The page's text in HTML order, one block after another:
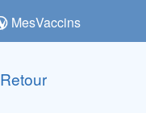
MesVaccins
Retour